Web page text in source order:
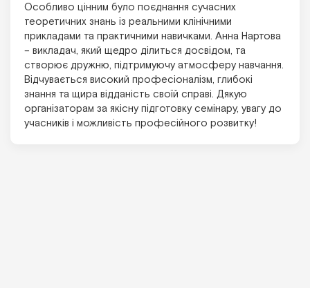
Особливо цінним було поєднання сучасних
теоретичних знань із реальними клінічними
прикладами та практичними навичками. Анна Нартова
– викладач, який щедро ділиться досвідом, та
створює дружню, підтримуючу атмосферу навчання.
Відчувається високий професіоналізм, глибокі
знання та щира відданість своїй справі. Дякую
організаторам за якісну підготовку семінару, увагу до
учасників і можливість професійного розвитку!